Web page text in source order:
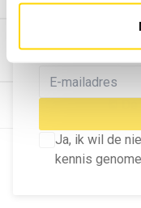
MELD U
Blijf op de
Ja, ik wil de
kennis
©